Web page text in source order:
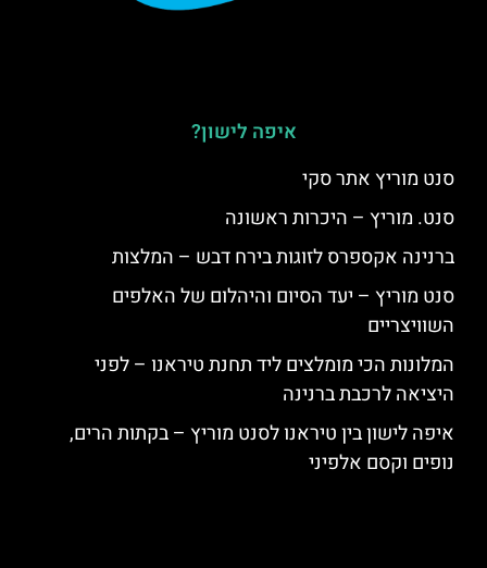
איפה לישון?
סנט מוריץ אתר סקי
סנט. מוריץ – היכרות ראשונה
ברנינה אקספרס לזוגות בירח דבש – המלצות
סנט מוריץ – יעד הסיום והיהלום של האלפים
השוויצריים
המלונות הכי מומלצים ליד תחנת טיראנו – לפני
היציאה לרכבת ברנינה
איפה לישון בין טיראנו לסנט מוריץ – בקתות הרים,
נופים וקסם אלפיני